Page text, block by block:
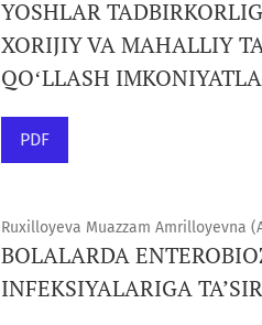
YOSHLAR
XORIJIY VA MAHALLIY
QOʻLLASH
PDF
Ruxilloyeva Muazzam Amrilloyevna
BOLALARDA
INFEKSIYALARIGA